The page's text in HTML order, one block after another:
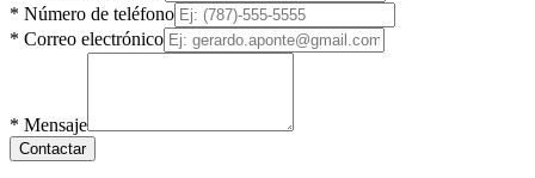
* Número de teléfono
* Correo electrónico
* Mensaje
Contactar